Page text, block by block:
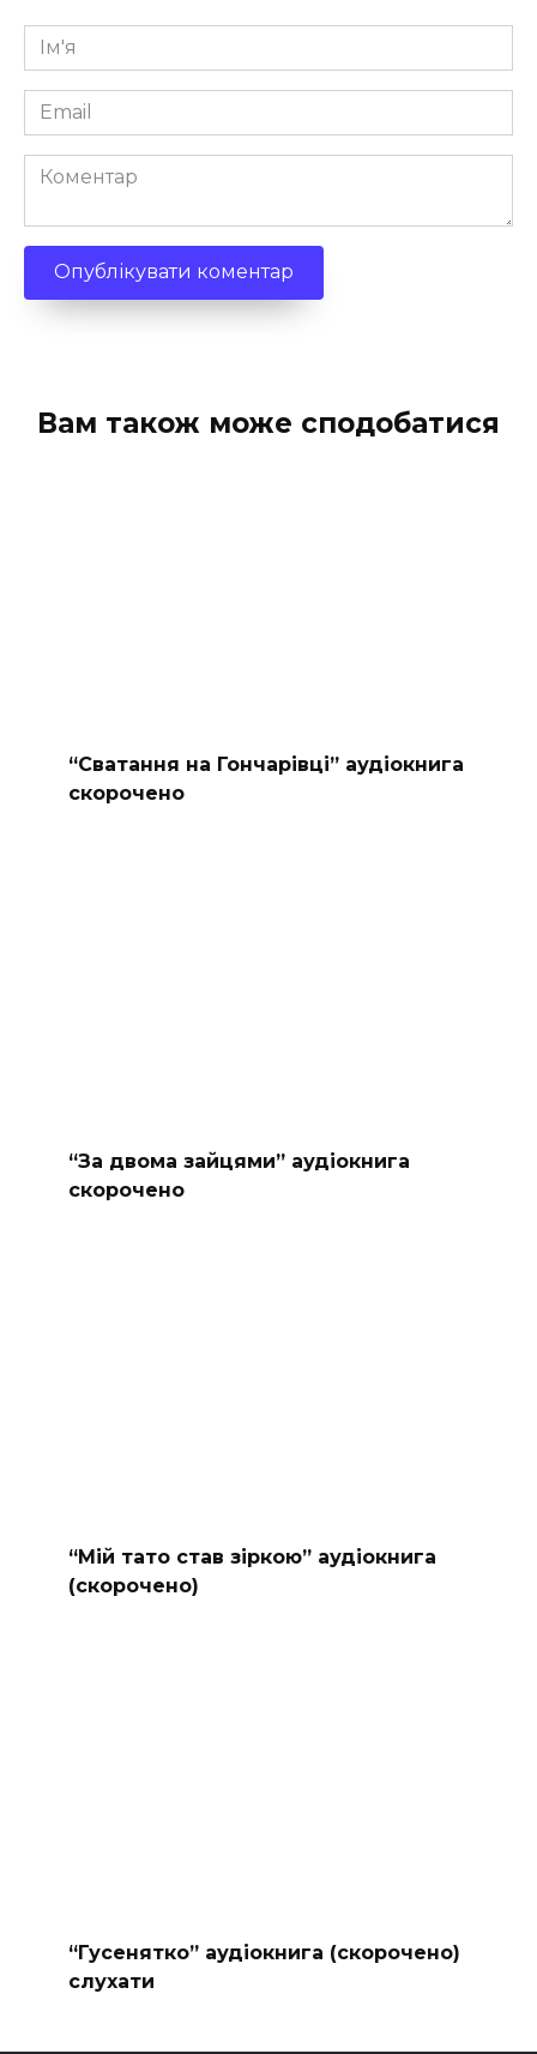
Ім'я
*
Email
*
Коментар
Вам також може сподобатися
“Сватання на Гончарівці” аудіокнига
скорочено
“За двома зайцями” аудіокнига
скорочено
“Мій тато став зіркою” аудіокнига
(скорочено)
“Гусенятко” аудіокнига (скорочено)
слухати